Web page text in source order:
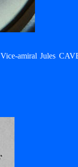
amiral Jules